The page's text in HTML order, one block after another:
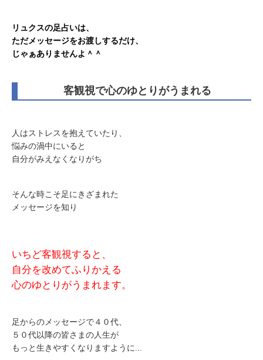
リュクスの足占いは、
ただメッセージをお渡しするだけ、
じゃぁありませんよ＾＾
客観視で心のゆとりがうまれる
人はストレスを抱えていたり、
悩みの渦中にいると
自分がみえなくなりがち
そんな時こそ足にきざまれた
メッセージを知り
いちど客観視すると、
自分を改めてふりかえる
心のゆとりがうまれます。
足からのメッセージで４０代、
５０代以降の皆さまの人生が
もっと生きやすくなりますように...